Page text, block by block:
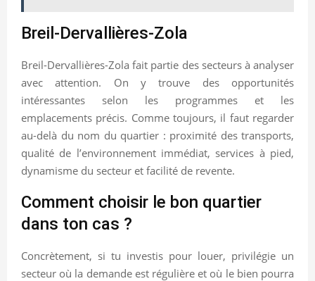
Breil-Dervallières-Zola
Breil-Dervallières-Zola fait partie des secteurs à analyser
avec attention. On y trouve des opportunités
intéressantes selon les programmes et les
emplacements précis. Comme toujours, il faut regarder
au-delà du nom du quartier : proximité des transports,
qualité de l’environnement immédiat, services à pied,
dynamisme du secteur et facilité de revente.
Comment choisir le bon quartier
dans ton cas ?
Concrètement, si tu investis pour louer, privilégie un
secteur où la demande est régulière et où le bien pourra